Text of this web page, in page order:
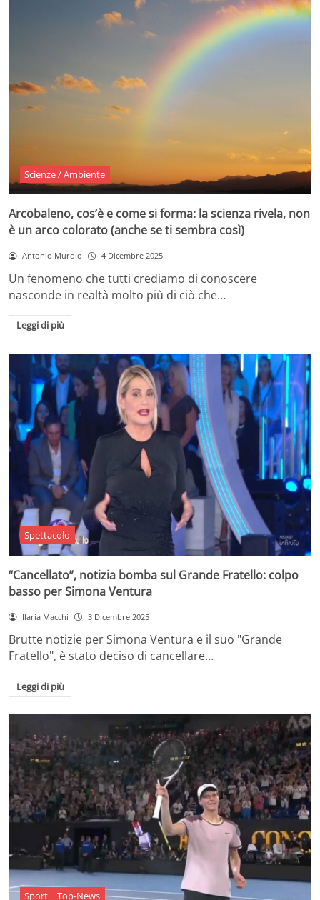
Scienze / Ambiente
Arcobaleno, cos’è e come si forma: la scienza rivela, non
è un arco colorato (anche se ti sembra così)
Antonio Murolo 4 Dicembre 2025
Un fenomeno che tutti crediamo di conoscere
nasconde in realtà molto più di ciò che…
Leggi di più
Spettacolo
“Cancellato”, notizia bomba sul Grande Fratello: colpo
basso per Simona Ventura
Ilaria Macchi 3 Dicembre 2025
Brutte notizie per Simona Ventura e il suo "Grande
Fratello", è stato deciso di cancellare…
Leggi di più
Sport Top-News